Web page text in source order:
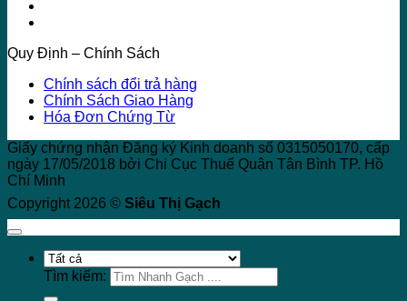
Quy Định – Chính Sách
Chính sách đổi trả hàng
Chính Sách Giao Hàng
Hóa Đơn Chứng Từ
Giấy chứng nhận Đăng ký Kinh doanh số 0315050170, cấp
ngày 17/05/2018 bởi Chi Cục Thuế Quận Tân Bình TP. Hồ
Chí Minh
Copyright 2026 © Siêu Thị Gạch
Tìm kiếm: